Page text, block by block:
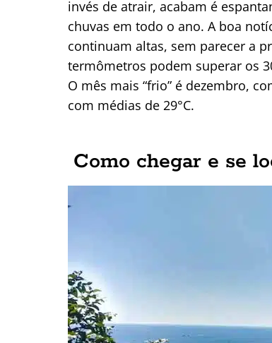
invés de atrair, acabam é
chuvas em todo o ano. A boa
continuam altas, sem parecer a
termômetros podem superar os
O mês mais “frio” é dezembro,
com médias de 29°C.
Como chegar e se